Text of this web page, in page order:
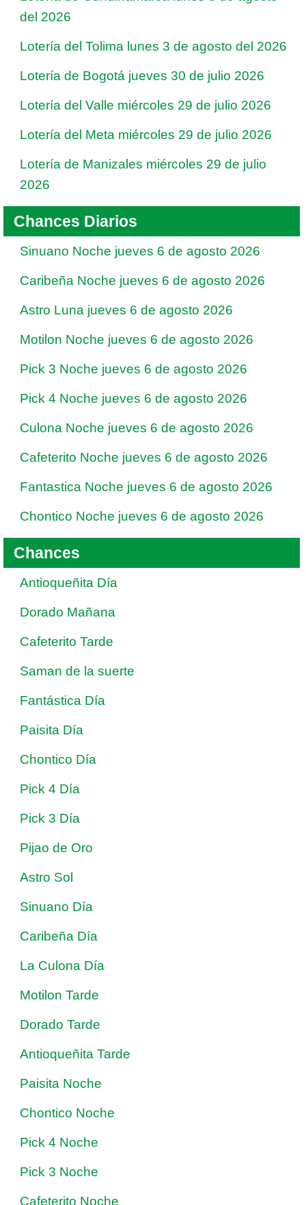
del 2026
Lotería del Tolima lunes 3 de agosto del 2026
Lotería de Bogotá jueves 30 de julio 2026
Lotería del Valle miércoles 29 de julio 2026
Lotería del Meta miércoles 29 de julio 2026
Lotería de Manizales miércoles 29 de julio
2026
Chances Diarios
Sinuano Noche jueves 6 de agosto 2026
Caribeña Noche jueves 6 de agosto 2026
Astro Luna jueves 6 de agosto 2026
Motilon Noche jueves 6 de agosto 2026
Pick 3 Noche jueves 6 de agosto 2026
Pick 4 Noche jueves 6 de agosto 2026
Culona Noche jueves 6 de agosto 2026
Cafeterito Noche jueves 6 de agosto 2026
Fantastica Noche jueves 6 de agosto 2026
Chontico Noche jueves 6 de agosto 2026
Chances
Antioqueñita Día
Dorado Mañana
Cafeterito Tarde
Saman de la suerte
Fantástica Día
Paisita Día
Chontico Día
Pick 4 Día
Pick 3 Día
Pijao de Oro
Astro Sol
Sinuano Día
Caribeña Día
La Culona Día
Motilon Tarde
Dorado Tarde
Antioqueñita Tarde
Paisita Noche
Chontico Noche
Pick 4 Noche
Pick 3 Noche
Cafeterito Noche